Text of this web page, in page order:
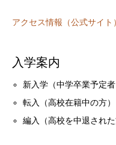
アクセス情報（公式サイト）
入学案内
新入学（中学卒業予定者
転入（高校在籍中の方）
編入（高校を中退された
学校概要
学習内容・特徴
アクセス
入学案内